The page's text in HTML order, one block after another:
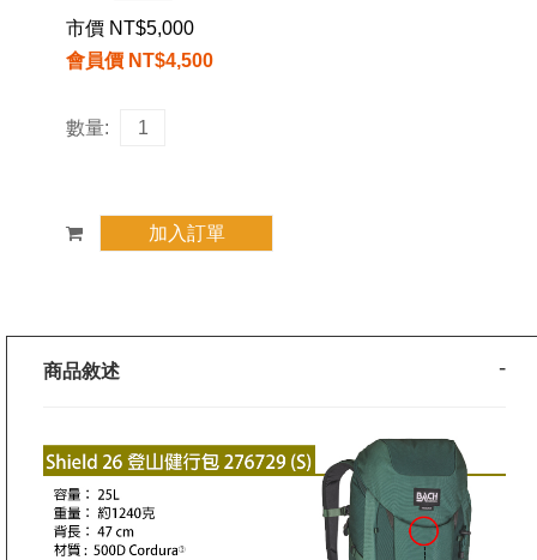
市價 NT$5,000
會員價 NT$4,500
數量:
商品敘述